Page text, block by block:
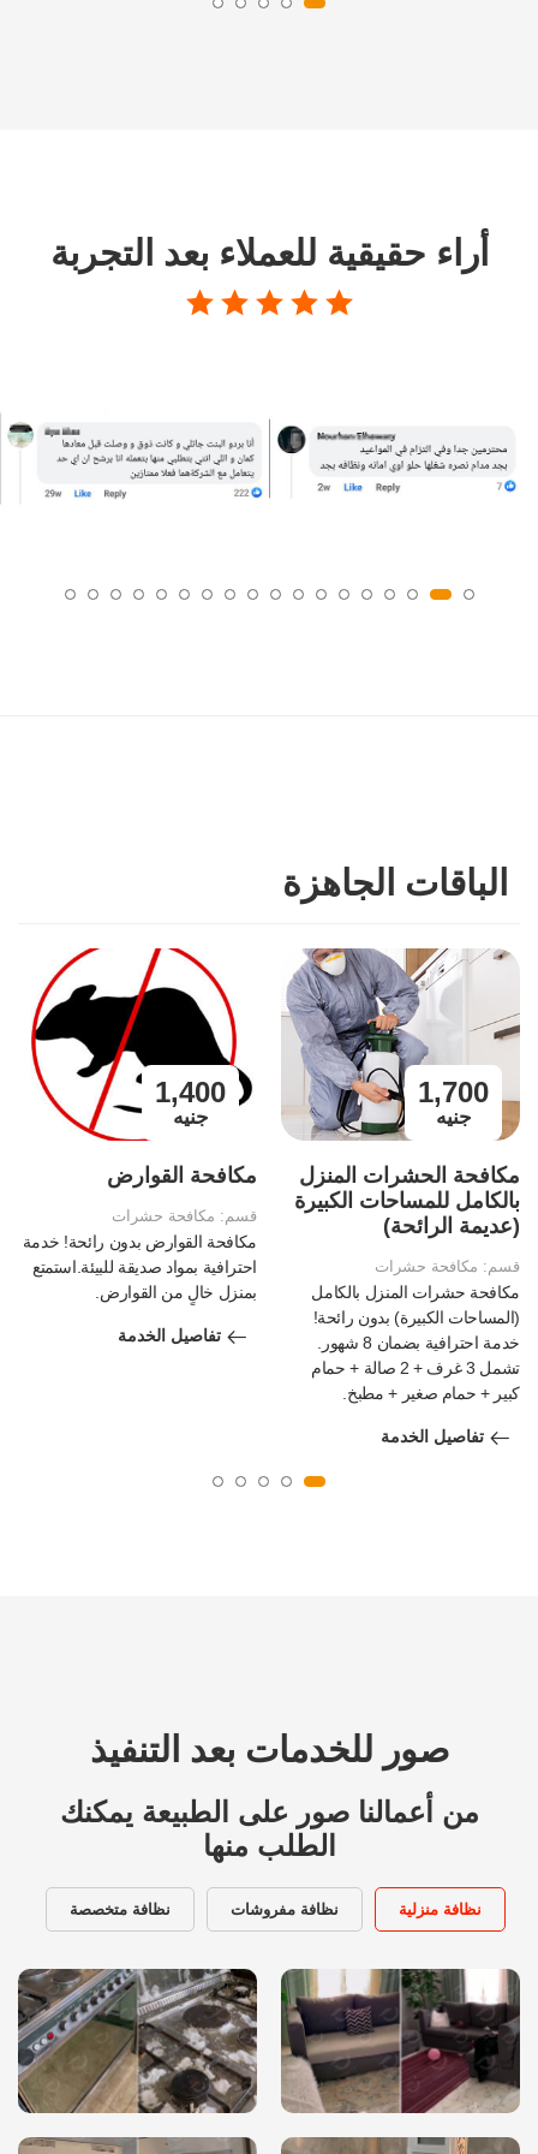
أراء حقيقية للعملاء بعد التجربة
الباقات الجاهزة
1,700
جنيه
مكافحة الحشرات المنزل
بالكامل للمساحات الكبيرة
(عديمة الرائحة)
قسم: مكافحة حشرات
مكافحة حشرات المنزل بالكامل
(المساحات الكبيرة) بدون رائحة!
خدمة احترافية بضمان 8 شهور.
تشمل 3 غرف + 2 صالة + حمام
كبير + حمام صغير + مطبخ.
تفاصيل الخدمة
1,400
جنيه
مكافحة القوارض
قسم: مكافحة حشرات
مكافحة القوارض بدون رائحة! خدمة
احترافية بمواد صديقة للبيئة.استمتع
بمنزل خالٍ من القوارض.
تفاصيل الخدمة
صور للخدمات بعد التنفيذ
من أعمالنا صور على الطبيعة يمكنك
الطلب منها
نظافة منزلية نظافة مفروشات نظافة متخصصة